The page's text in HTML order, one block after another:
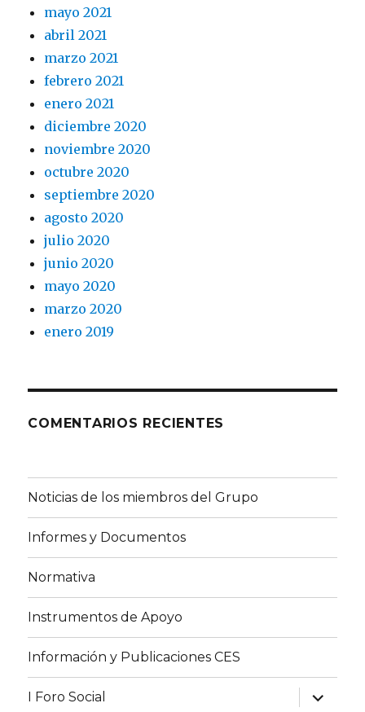
mayo 2021
abril 2021
marzo 2021
febrero 2021
enero 2021
diciembre 2020
noviembre 2020
octubre 2020
septiembre 2020
agosto 2020
julio 2020
junio 2020
mayo 2020
marzo 2020
enero 2019
COMENTARIOS RECIENTES
Noticias de los miembros del Grupo
Informes y Documentos
Normativa
Instrumentos de Apoyo
Información y Publicaciones CES
I Foro Social
expande
el